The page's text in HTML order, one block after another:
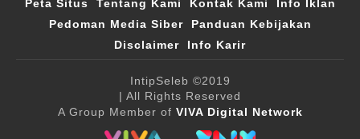
Peta Situs Tentang Kami Kontak Kami
Info Iklan
Pedoman Media Siber
Panduan Kebijakan
Disclaimer
Info Karir
IntipSeleb ©2019
| All Rights Reserved
A Group Member of VIVA Digital Network